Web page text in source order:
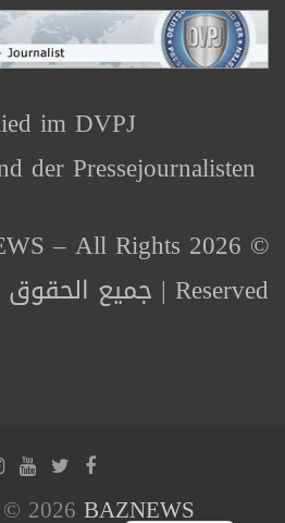
im DVPJ
der Pressejournalisten
NEWS – All Rights
Reserved | جميع الحقوق محفوظة
2026 BAZNEWS